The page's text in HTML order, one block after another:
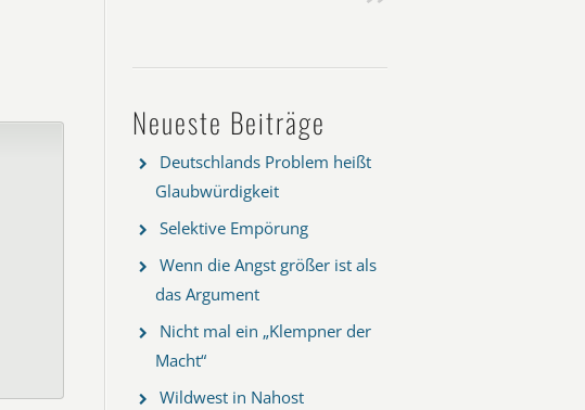
Neueste Beiträge
Deutschlands Problem heißt
Glaubwürdigkeit
Selektive Empörung
Wenn die Angst größer ist als
das Argument
Nicht mal ein „Klempner der
Macht“
Wildwest in Nahost